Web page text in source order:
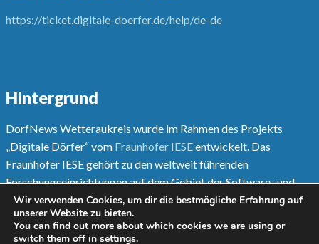
https://ticket.digitale-doerfer.de/help/de-de
Hintergrund
DorfNews Wetteraukreis wurde im Rahmen des Projekts
„Digitale Dörfer“ vom Fraunhofer IESEentwickelt. Das
Fraunhofer IESE gehört zu den weltweit führenden
Forschungseinrichtungen auf dem Gebiet der Software- und
Systementwicklungsmethoden.
Mehr unterwww.digitale-doerfer.de
Wir verwenden Cookies, um dir die bestmögliche Erfahrung auf
unserer Website zu bieten.
You can find out more about which cookies we are using or
switch them off in settings.